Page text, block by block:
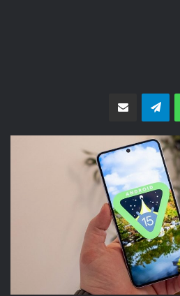
واتسابتيلقرام